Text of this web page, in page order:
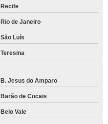
Recife
Rio de Janeiro
São Luís
Teresina
B. Jesus do Amparo
Barão de Cocais
Belo Vale